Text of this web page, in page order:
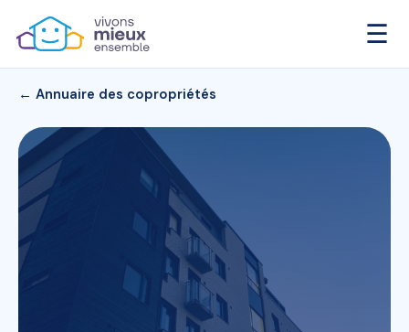
☰
← Annuaire des copropriétés